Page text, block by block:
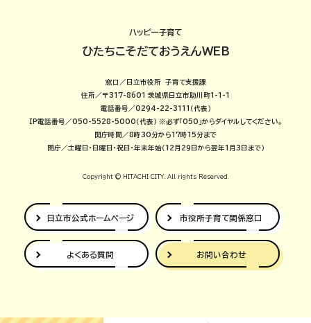
ハッピー子育て
ひたちこそだておうえんWEB
窓口／日立市役所 子育て支援課
住所／〒317-8601 茨城県日立市助川町1-1-1
電話番号／0294-22-3111（代表）
IP電話番号／050-5528-5000（代表） ※必ず「050」からダイヤルしてください。
開庁時間／8時30分から17時15分まで
閉庁／土曜日・日曜日・祝日・年末年始（12月29日から翌年1月3日まで）
Copyright © HITACHI CITY. All rights Reserved.
日立市公式ホームページ 市役所子育て関係窓口
よくある質問 お問い合わせ